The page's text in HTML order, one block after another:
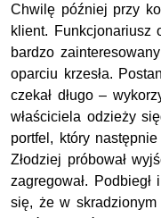
Chwilę później przy
klient. Funkcjonariusz
bardzo
oparciu krzesła.
czekał długo –
właściciela odzieży
portfel, który
Złodziej próbował
zagregował. Podbiegł
się, że w skradzionym